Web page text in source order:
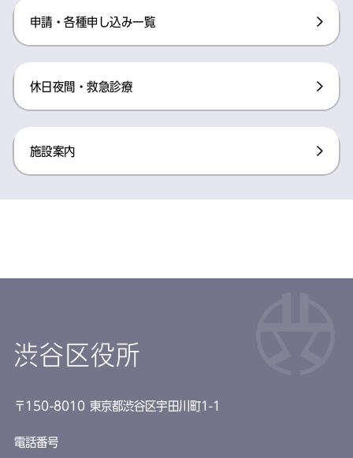
申請・各種申し込み一覧
休日夜間・救急診療
施設案内
渋谷区役所
〒150-8010 東京都渋谷区宇田川町1-1
電話番号